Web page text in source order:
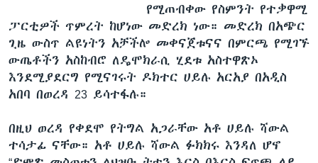
የሚጠብቀው የስምንት የተቃዋሚ
ፓርቲዎች ጥምረት ከሆነው መድረክ ነው። መድረክ በአጭር
ጊዜ ውስጥ ልዩነትን አቻችሎ መቀናጀቱናና በምርጫ የሚገኙ
ውጤቶችን አስከብሮ ለዴሞክራሲ ሂደቱ አስተዋጽኦ
እንደሚያደርግ የሚናገሩት ዶክተር ሀይሉ አርአያ በአዲስ
አበባ በወረዳ 23 ይሳተፋሉ።
በዚህ ወረዳ የቀደሞ የትግል አጋራቸው አቶ ሀይሉ ሻውል
ተሳታፊ ናቸው። አቶ ሀይሉ ሻውል ፉክክሩ እንዳለ ሆኖ